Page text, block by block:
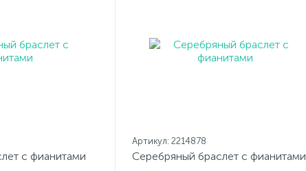
с фианитами
Артикул: 2214878
Серебряный браслет с фианитами